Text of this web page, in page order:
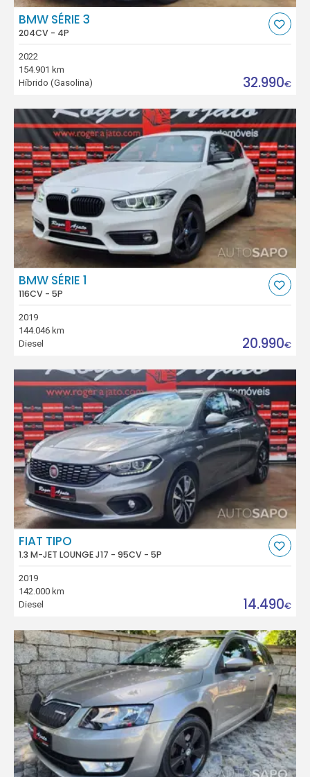
BMW SÉRIE 3
204CV - 4P
2022
154.901 km
Híbrido (Gasolina)
32.990€
BMW SÉRIE 1
116CV - 5P
2019
144.046 km
Diesel
20.990€
FIAT TIPO
1.3 M-JET LOUNGE J17 - 95CV - 5P
2019
142.000 km
Diesel
14.490€